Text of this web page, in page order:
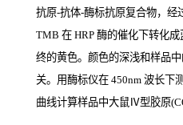
抗原-抗体-酶标抗原复合物，经
TMB 在 HRP 酶的催化下转化
终的黄色。颜色的深浅和样品
关。用酶标仪在 450nm 波长下
曲线计算样品中大鼠Ⅳ型胶原